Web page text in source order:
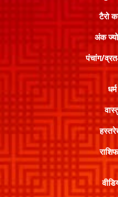
टैरो
अंक
पंचांग/
धर्म